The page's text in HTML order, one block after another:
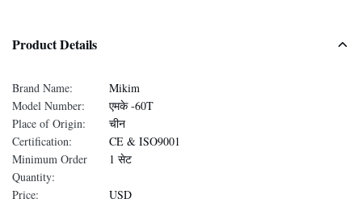
Product Details
Brand Name:
Mikim
Model Number:
एमके -60T
Place of Origin:
चीन
Certification:
CE & ISO9001
Minimum Order
Quantity:
1 सेट
Price:
USD